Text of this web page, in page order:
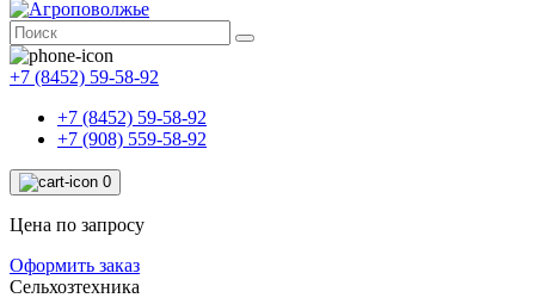
+7 (8452) 59-58-92
+7 (8452) 59-58-92
+7 (908) 559-58-92
0
Цена по запросу
Оформить заказ
Сельхозтехника